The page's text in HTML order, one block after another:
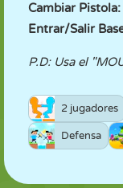
Cambiar
Entrar/Salir
P.D: Usa el
2 jugadores
Defensa